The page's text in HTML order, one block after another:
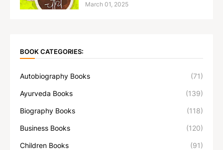
March 01, 2025
BOOK CATEGORIES:
Autobiography Books (71)
Ayurveda Books (139)
Biography Books (118)
Business Books (120)
Children Books (91)